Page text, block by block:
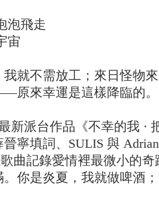
泡飛走
宙
就不需放工；來日怪物
原來幸運是這樣降臨的。
新派台作品《不幸的我 ·
寧填詞、SULIS 與
歌曲記錄愛情裡最微小的
你是炎夏，我就做啤酒